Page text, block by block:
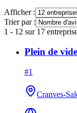
Afficher :
Trier par :
1 - 12 sur 17
Plein de
#1
Cranves-